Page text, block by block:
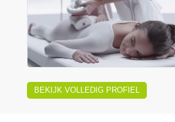
BEKIJK VOLLEDIG PROFIEL